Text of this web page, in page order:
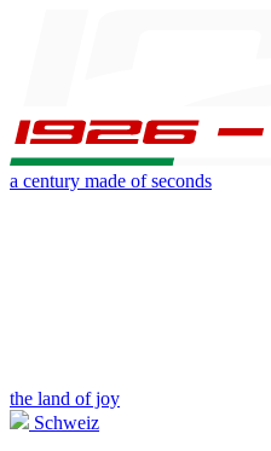
a century made of seconds
the land of joy
Schweiz